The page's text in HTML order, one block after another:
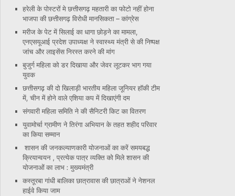
हरेली के पोस्टरों मे छत्तीसगढ़ महतारी का फोटो नहीं होना
भाजपा की छत्तीसगढ़ विरोधी मानसिकता – कांग्रेस
मरीज के पेट में सिलाई का धागा छोड़ने का मामला,
एनएसयूआई प्रदेश उपाध्यक्ष ने स्वास्थ्य मंत्री से की निष्पक्ष
जांच और लाइसेंस निरस्त करने की मांग
बुजुर्ग महिला को डर दिखाया और जेवर लूटकर भाग गया
युवक
छत्तीसगढ़ की दो खिलाड़ी भारतीय महिला जूनियर हॉकी टीम
में, चीन में होने वाले एशिया कप में दिखाएंगी दम
संगवारी महिला समिति ने की सैनिटरी किट का वितरण
युवामोर्चा ग्रामीण ने तिरंगा अभियान के तहत शहीद परिवार
का किया सम्मान
शासन की जनकल्याणकारी योजनाओं का करें समयबद्ध
क्रियान्वयन , प्रत्येक पात्र व्यक्ति को मिले शासन की
योजनाओं का लाभ : मुख्यमंत्री
कस्तूरबा गांधी बालिका छात्रावास की छात्राओं ने नेशनल
हाईवे किया जाम